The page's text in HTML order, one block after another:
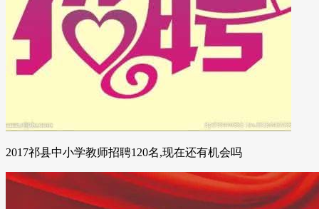
2017祁县中小学教师招聘120名,现在还有机会吗